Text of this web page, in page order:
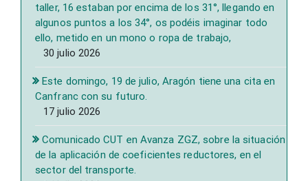
taller, 16 estaban por encima de los 31°, llegando en
algunos puntos a los 34°, os podéis imaginar todo
ello, metido en un mono o ropa de trabajo,
30 julio 2026
Este domingo, 19 de julio, Aragón tiene una cita en
Canfranc con su futuro.
17 julio 2026
Comunicado CUT en Avanza ZGZ, sobre la situación
de la aplicación de coeficientes reductores, en el
sector del transporte.